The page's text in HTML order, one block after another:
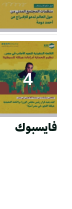
فايسبوك